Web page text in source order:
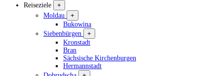
Reiseziele
+
Moldau
+
Bukowina
Siebenbürgen
+
Kronstadt
Bran
Sächsische Kirchenburgen
Hermannstadt